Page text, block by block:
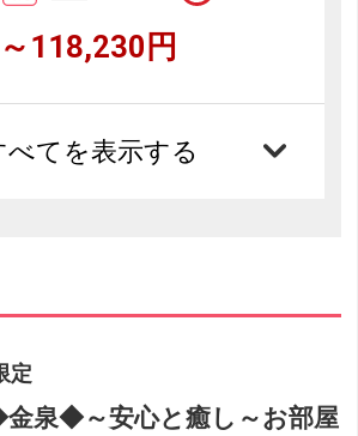
118,230円
べてを表示する
定
泉◆～安心と癒し～お部屋